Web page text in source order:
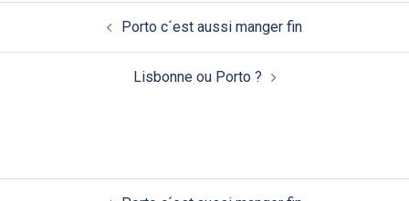
Porto c´est aussi manger fin
Lisbonne ou Porto ?